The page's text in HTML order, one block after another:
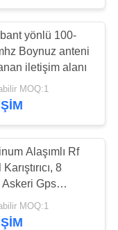
yönlü 100-
Boynuz anteni
iletişim alanı
MOQ:1
Alaşımlı Rf
8
Gps
Cihazı
MOQ:1